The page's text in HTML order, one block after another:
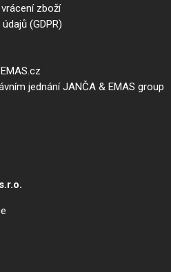
zboží
(GDPR)
jednání JANČA & EMAS group